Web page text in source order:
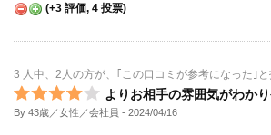
(+3 評価, 4 投票)
3 人中、2人の方が、｢この口コミが参考になった｣と
よりお相手の雰囲気がわか
By 43歳／女性／会社員 - 2024/04/16